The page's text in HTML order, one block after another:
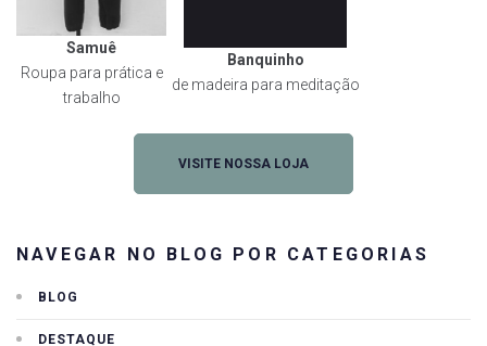
Samuê
Roupa para prática e
trabalho
Banquinho
de madeira para meditação
VISITE NOSSA LOJA
NAVEGAR NO BLOG POR CATEGORIAS
BLOG
DESTAQUE